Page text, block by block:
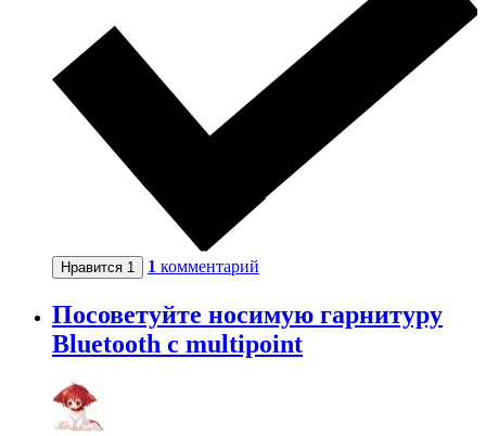
Нравится 1 1 комментарий
Посоветуйте носимую гарнитуру
Bluetooth с multipoint